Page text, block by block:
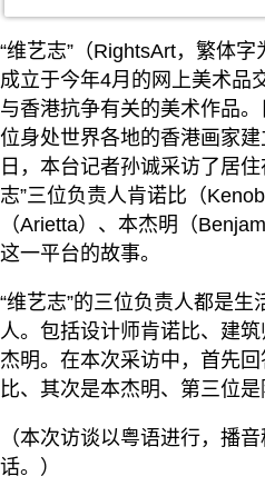
“维艺志”（RightsArt，繁体字
成立于今年4月的网上美术品
与香港抗争有关的美术作品
位身处世界各地的香港画家
日，本台记者孙诚采访了居
志”三位负责人肯诺比（
（Arietta）、本杰明（
这一平台的故事。
“维艺志”的三位负责人都是
人。包括设计师肯诺比、建
杰明。在本次采访中，首先
比、其次是本杰明、第三位是
（本次访谈以粤语进行，播
话。）